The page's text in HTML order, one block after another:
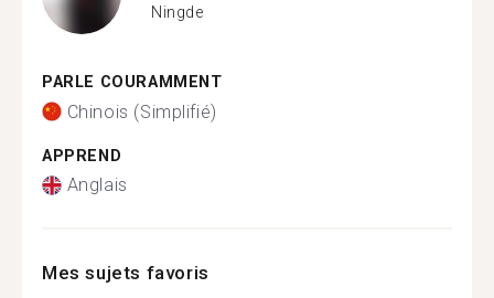
Ningde
PARLE COURAMMENT
Chinois (Simplifié)
APPREND
Anglais
Mes sujets favoris